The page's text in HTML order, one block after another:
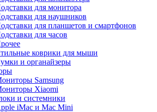
для монитора
для наушников
для планшетов и смартфонов
для часов
коврики для мыши
и органайзеры
Samsung
Xiaomi
и системники
iMac и Mac Mini